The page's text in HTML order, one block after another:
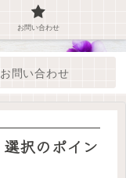
お問い合わせ
択のポイン
お問い合わせ